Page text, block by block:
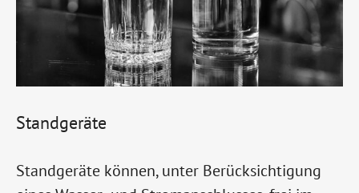
Standgeräte
Standgeräte können, unter Berücksichtigung